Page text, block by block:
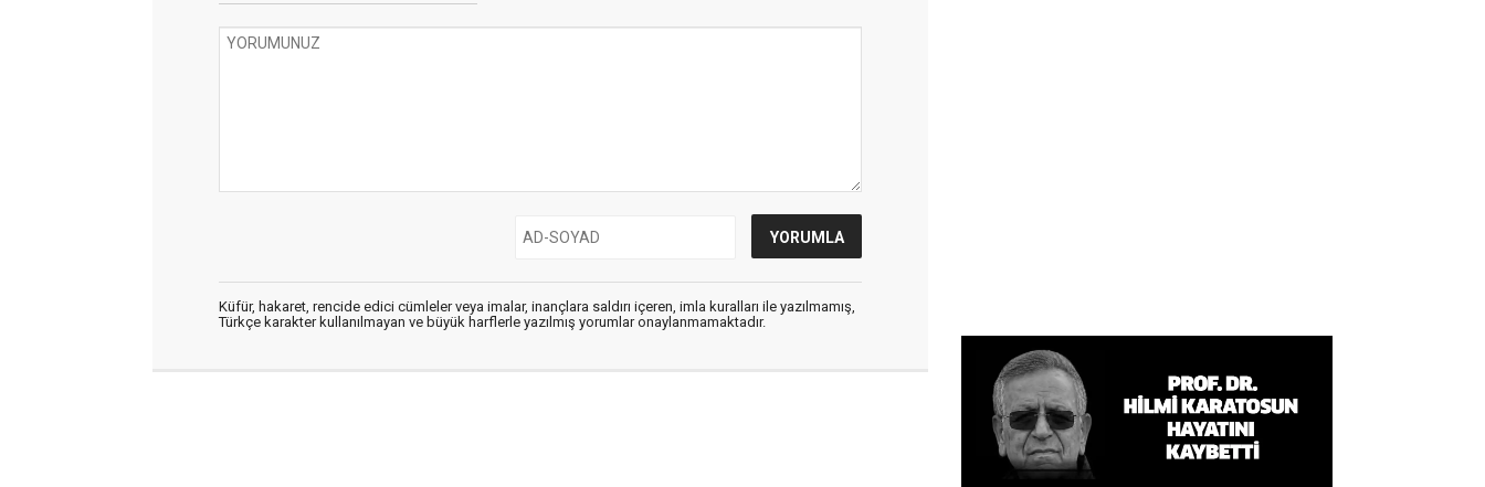
Küfür, hakaret, rencide edici cümleler veya imalar, inançlara saldırı içeren, imla kuralları ile yazılmamış,
Türkçe karakter kullanılmayan ve büyük harflerle yazılmış yorumlar onaylanmamaktadır.